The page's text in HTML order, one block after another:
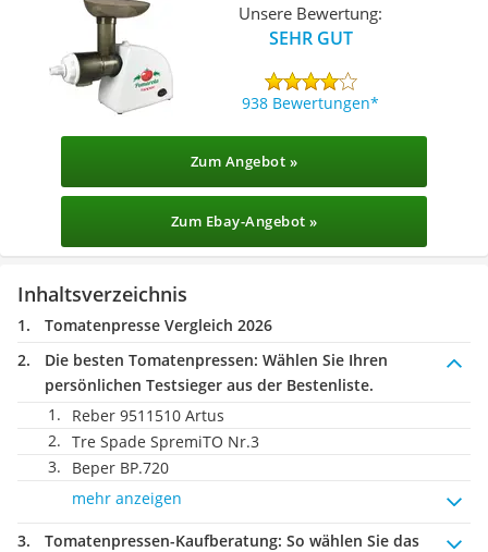
Unsere Bewertung:
SEHR GUT
938 Bewertungen
Zum Angebot »
Zum Ebay-Angebot »
Inhaltsverzeichnis
Tomatenpresse Vergleich 2026
Die besten Tomatenpressen: Wählen Sie Ihren
persönlichen Testsieger aus der Bestenliste.
Reber 9511510 Artus
Tre Spade SpremiTO Nr.3
Beper BP.720
mehr anzeigen
Tomatenpressen-Kaufberatung: So wählen Sie das